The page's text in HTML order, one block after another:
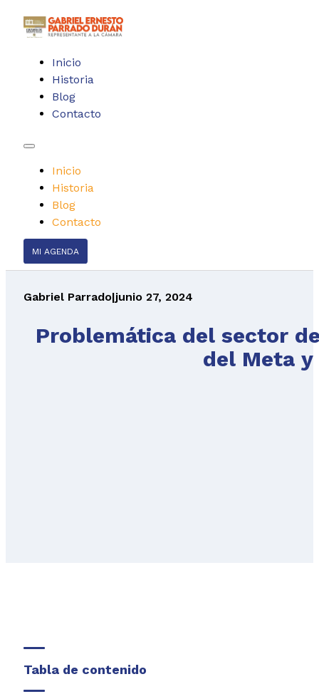
Inicio
Historia
Blog
Contacto
Inicio
Historia
Blog
Contacto
MI AGENDA
Gabriel Parrado|junio 27, 2024
Problemática del sector
del Meta y
Tabla de contenido